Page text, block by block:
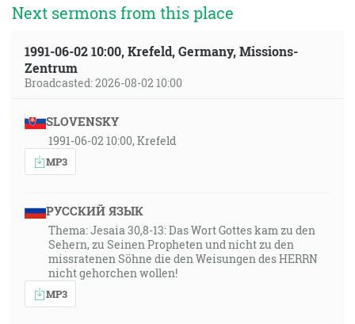
Next sermons from this place
1991-06-02 10:00, Krefeld, Germany, Missions-
Zentrum
Broadcasted: 2026-08-02 10:00
SLOVENSKY
1991-06-02 10:00, Krefeld
MP3
РУССКИЙ ЯЗЫК
Thema: Jesaia 30,8-13: Das Wort Gottes kam zu den
Sehern, zu Seinen Propheten und nicht zu den
missratenen Söhne die den Weisungen des HERRN
nicht gehorchen wollen!
MP3